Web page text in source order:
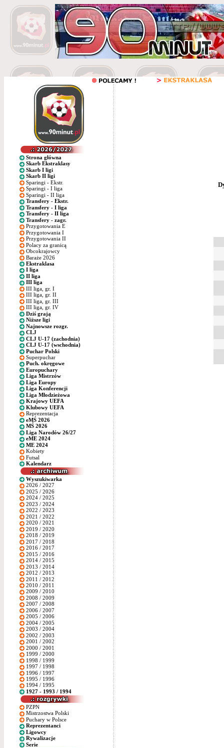
Strona główna
Skarb Ekstraklasy
Skarb I ligi
Skarb II ligi
Sparingi - Ekstr.
Sparingi - I liga
Sparingi - II liga
Transfery - Ekstr.
Transfery - I liga
Transfery - II liga
Transfery - zagr.
Przygotowania E
Przygotowania I
Przygotowania II
Polacy za granicą
Obcokrajowcy
Baraże 2026
Ekstraklasa
I liga
II liga
III liga
III liga, gr. I
III liga, gr. II
III liga, gr. III
III liga, gr. IV
Dziś grają
Niższe ligi
Najnowsze rozgr.
CLJ
CLJ U-17 (zachodnia)
CLJ U-17 (wschodnia)
Puchar Polski
Superpuchar
Puch. okręgowe
Europuchary
Liga Mistrzów
Liga Europy
Liga Konferencji
Liga Młodzieżowa
Krajowy UEFA
Klubowy UEFA
Reprezentacja
eMŚ 2026
MŚ 2026
Liga Narodów 26/27
eME 2024
ME 2024
Kobiety
Futsal
Kalendarz
Wyszukiwarka
2026 / 2027
2025 / 2026
2024 / 2025
2023 / 2024
2022 / 2023
2021 / 2022
2020 / 2021
2019 / 2020
2018 / 2019
2017 / 2018
2016 / 2017
2015 / 2016
2014 / 2015
2013 / 2014
2012 / 2013
2011 / 2012
2010 / 2011
2009 / 2010
2008 / 2009
2007 / 2008
2006 / 2007
2005 / 2006
2004 / 2005
2003 / 2004
2002 / 2003
2001 / 2002
2000 / 2001
1999 / 2000
1998 / 1999
1997 / 1998
1996 / 1997
1995 / 1996
1994 / 1995
1927 - 1993 / 1994
PZPN
Mistrzostwa Polski
Puchary w Polsce
Reprezentanci
Ligowcy
Rywalizacje
Serie